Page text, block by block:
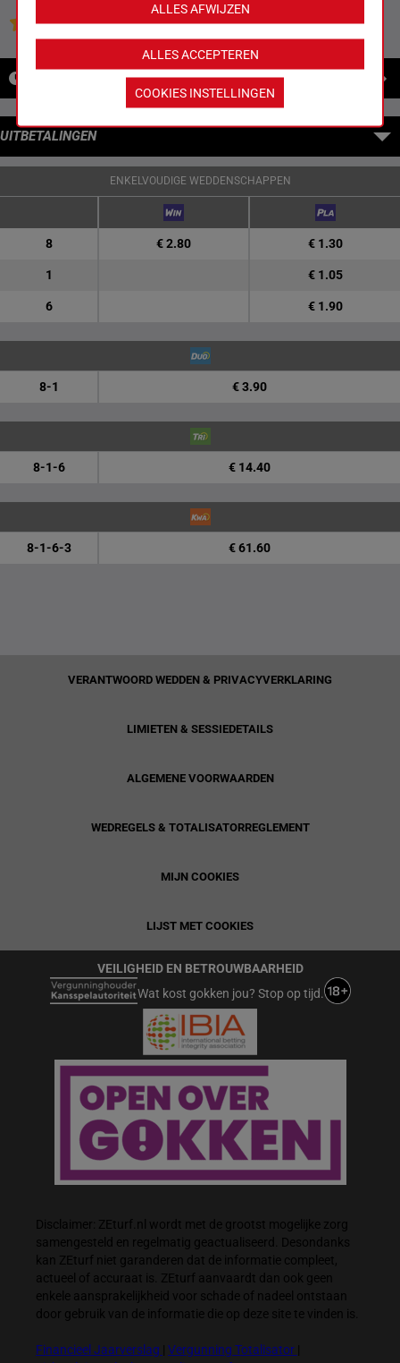
Jouw favoriete paarden
UITBETALINGEN
ENKELVOUDIGE WEDDENSCHAPPEN
8 € 2.80 € 1.30
1 € 1.05
6 € 1.90
8-1 € 3.90
8-1-6 € 14.40
8-1-6-3 € 61.60
VERANTWOORD WEDDEN & PRIVACYVERKLARING
LIMIETEN & SESSIEDETAILS
ALGEMENE VOORWAARDEN
WEDREGELS & TOTALISATORREGLEMENT
MIJN COOKIES
LIJST MET COOKIES
VEILIGHEID EN BETROUWBAARHEID
Wat kost gokken jou? Stop op tijd.
Disclaimer: ZEturf.nl wordt met de grootst mogelijke zorg
samengesteld en regelmatig geactualiseerd. Desondanks
kan ZEturf niet garanderen dat de informatie compleet,
actueel of accuraat is. ZEturf aanvaardt dan ook geen
enkele aansprakelijkheid voor schade of nadeel ontstaan
door gebruik van de informatie die op deze site te vinden is.
Financieel Jaarverslag Vergunning Totalisator
ALLES ACCEPTEREN
ALLES AFWIJZEN
COOKIES INSTELLINGEN